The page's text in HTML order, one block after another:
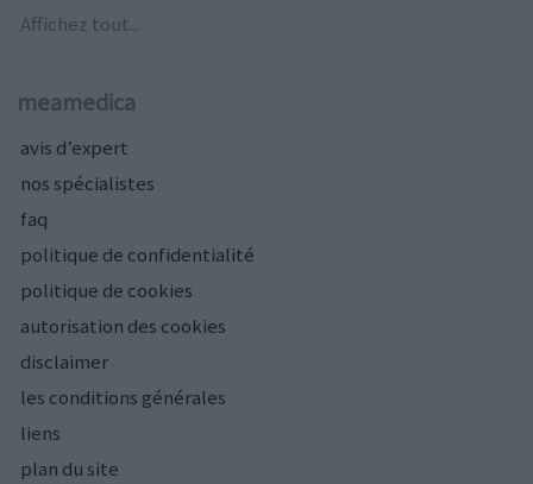
Affichez tout...
meamedica
avis d’expert
nos spécialistes
faq
politique de confidentialité
politique de cookies
autorisation des cookies
disclaimer
les conditions générales
liens
plan du site